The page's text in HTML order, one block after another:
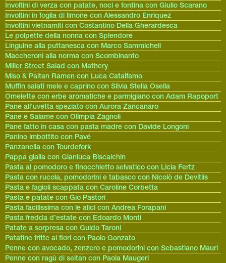
Involtini di verza con patate, noci e fontina con Giulio Scarano
Involtini in foglia di limone con Alessandro Enriquez
Involtini vietnamiti con Costantino Della Gherardesca
Le polpette della nonna con Splendore
Linguine alla puttanesca con Marco Sammicheli
Maccheroni alla norma con Scombinanto
Miller Street Salad con Mathery
Miso & Paitan Ramen con Luca Catalfamo
Muffin salati mele e caprino con Silvia Stella Osella
Omelette con erbe aromatiche e parmigiano con Adam Rapoport
Pane all’uvetta speziato con Aurora Zancanaro
Pane e Salame con Olimpia Zagnoli
Pane fatto in casa con pasta madre con Davide Longoni
Panino imbottito con Pavé
Panzanella con Tourdefork
Pappa gialla con Gianluca Biscalchin
Pasta al pomodoro e finocchietto selvatico con Licia Fertz
Pasta con rucola, pomodorini e tabasco con Nicolò de Devitiis
Pasta e fagioli scappata con Caroline Corbetta
Pasta e patate con Gio Pastori
Pasta facilissima con le alici con Andrea Forapani
Pasta fredda d’estate con Edoardo Monti
Patate a sorpresa con Guido Taroni
Patatine fritte ai fiori con Paolo Gonzato
Penne con avocado, zenzero e pomodorini con Sebastiano Mauri
Penne con ragù di seitan con Paola Maugeri